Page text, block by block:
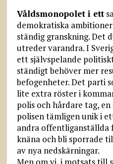
Våldsmonopolet i ett
demokratiska
ständig granskning. Det
utreder varandra. I
ett självspelande
ständigt behöver mer
befogenheter. Det parti
lite extra röster i
polis och hårdare tag,
polisen tämligen unik i
andra offentliganställda
knäna och bli sporrade
av nya nedskärningar.